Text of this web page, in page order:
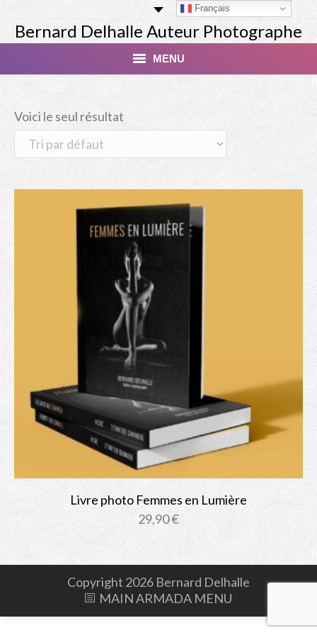
Bernard Delhalle Auteur Photographe
MENU
Masterclass
Tirage Finart Nu
Tirage Paysages
Studio
Les Modèles
Livres
Albums
Bio
Contact
Shop
Voici le seul résultat
Livre photo Femmes en Lumière
29,90€
Copyright 2026 Bernard Delhalle
MAIN ARMADA MENU
Français